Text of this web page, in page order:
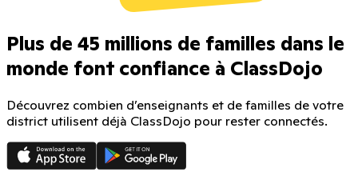
Plus de 45 millions de familles dans le
monde font confiance à ClassDojo
Découvrez combien d’enseignants et de familles de votre
district utilisent déjà ClassDojo pour rester connectés.